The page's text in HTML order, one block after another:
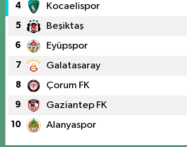
4 Kocaelispor
5 Beşiktaş
6 Eyüpspor
7 Galatasaray
8 Çorum FK
9 Gaziantep FK
10 Alanyaspor